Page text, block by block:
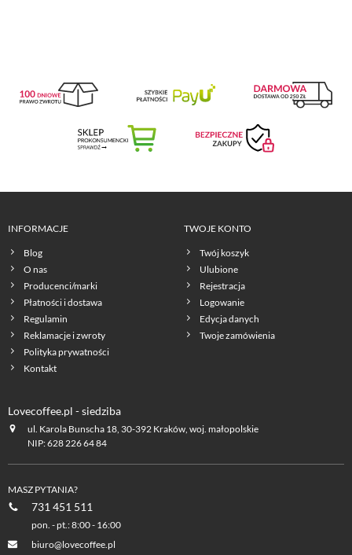
INFORMACJE
Blog
O nas
Producenci/marki
Płatności i dostawa
Regulamin
Reklamacje i zwroty
Polityka prywatności
Kontakt
TWOJE KONTO
Twój koszyk
Ulubione
Rejestracja
Logowanie
Edycja danych
Twoje zamówienia
Lovecoffee.pl - siedziba
ul. Karola Bunscha 18, 30-392 Kraków, woj. małopolskie
NIP: 628 226 64 84
MASZ PYTANIA?
731 451 511
pon. - pt.: 8:00 - 16:00
biuro@lovecoffee.pl